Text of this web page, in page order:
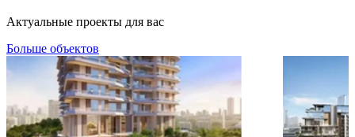
Актуальные проекты для вас
Больше объектов